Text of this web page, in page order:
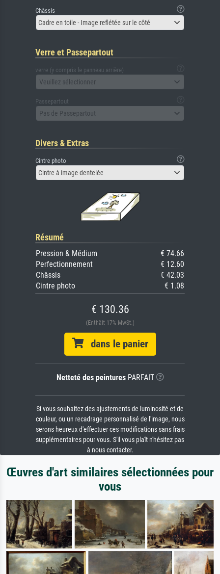
Châssis
Cadre en toile - Image reflétée sur le côté
Verre et Passepartout
verre (y compris le panneau arrière)
Veuillez sélectionner
Passepartout
Pas de Passepartout
Divers & Extras
Cintre photo
Cintre à image dentelée
Résumé
Pression & Médium
€ 74.66
Perfectionnement
€ 12.60
Châssis
€ 42.03
Cintre photo
€ 1.08
€ 130.36
(Enthält 17% MwSt.)
dans le panier
Netteté des peinturesPARFAIT
Si vous souhaitez des ajustements de luminosité et de
couleur, ou un recadrage personnalisé de l'image, nous
serons heureux d'effectuer ces modifications sans frais
supplémentaires pour vous. S'il vous plaît n'hésitez pas
à nous contacter.
Œuvres d'art similaires sélectionnées pour
vous